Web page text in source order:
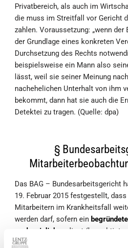
Privatbereich, als auch im
die muss im Streitfall vor Gericht
zahlen. Voraussetzung: „wenn
der Grundlage eines konkreten
Durchsetzung des Rechts
beispielsweise ein Mann also
lässt, weil sie seiner Meinung
nachehelichen Unterhalt von ihm
bekommt, dann hat sie auch die
Detektei zu tragen. (Quelle: dpa)
§
Das BAG – Bundesarbeitsgericht
19. Februar 2015 festgestellt,
Mitarbeitern im Krankheitsfall
werden darf, sofern ein
nachweislich
vorliegt